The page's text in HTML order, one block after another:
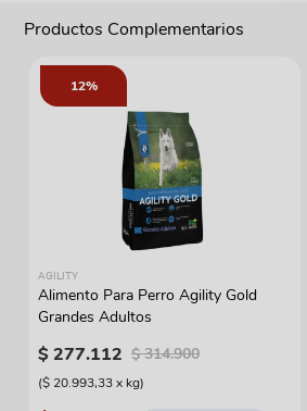
Productos Complementarios
12%
AGILITY
Alimento Para Perro Agility Gold
Grandes Adultos
$277.112 $ 314.900
($ 20.993,33x kg)